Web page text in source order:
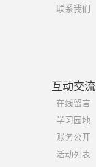
联系我们
互动交流
在线留言
学习园地
账务公开
活动列表